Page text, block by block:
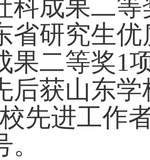
科成果二
省研究生
果二等奖1
后获山东
先进工作